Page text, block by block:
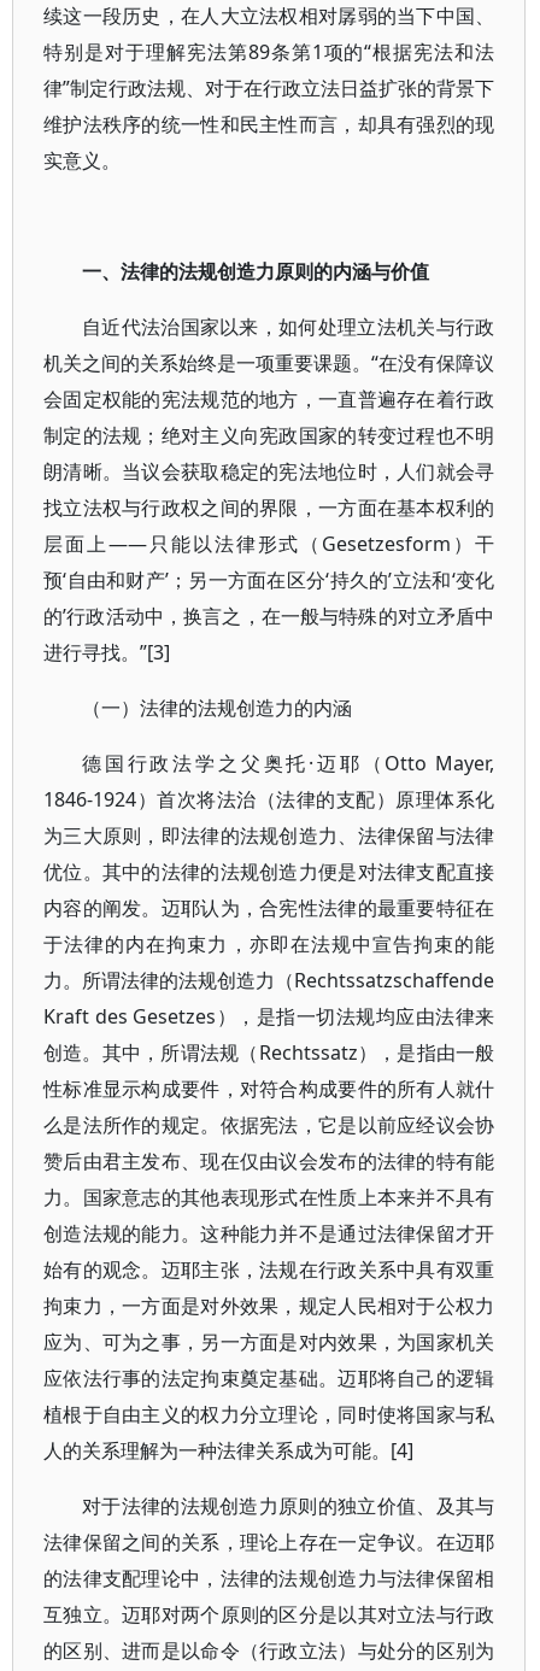
续这一段历史，在人大立法权相对孱弱的当下中国、
特别是对于理解宪法第89条第1项的“根据宪法和法
律”制定行政法规、对于在行政立法日益扩张的背景下
维护法秩序的统一性和民主性而言，却具有强烈的现
实意义。
一、法律的法规创造力原则的内涵与价值
自近代法治国家以来，如何处理立法机关与行政
机关之间的关系始终是一项重要课题。“在没有保障议
会固定权能的宪法规范的地方，一直普遍存在着行政
制定的法规；绝对主义向宪政国家的转变过程也不明
朗清晰。当议会获取稳定的宪法地位时，人们就会寻
找立法权与行政权之间的界限，一方面在基本权利的
层面上——只能以法律形式（Gesetzesform）干
预‘自由和财产’；另一方面在区分‘持久的’立法和‘变化
的’行政活动中，换言之，在一般与特殊的对立矛盾中
进行寻找。”[3]
（一）法律的法规创造力的内涵
德国行政法学之父奥托·迈耶（Otto Mayer,
1846-1924）首次将法治（法律的支配）原理体系化
为三大原则，即法律的法规创造力、法律保留与法律
优位。其中的法律的法规创造力便是对法律支配直接
内容的阐发。迈耶认为，合宪性法律的最重要特征在
于法律的内在拘束力，亦即在法规中宣告拘束的能
力。所谓法律的法规创造力（Rechtssatzschaffende
Kraft des Gesetzes），是指一切法规均应由法律来
创造。其中，所谓法规（Rechtssatz），是指由一般
性标准显示构成要件，对符合构成要件的所有人就什
么是法所作的规定。依据宪法，它是以前应经议会协
赞后由君主发布、现在仅由议会发布的法律的特有能
力。国家意志的其他表现形式在性质上本来并不具有
创造法规的能力。这种能力并不是通过法律保留才开
始有的观念。迈耶主张，法规在行政关系中具有双重
拘束力，一方面是对外效果，规定人民相对于公权力
应为、可为之事，另一方面是对内效果，为国家机关
应依法行事的法定拘束奠定基础。迈耶将自己的逻辑
植根于自由主义的权力分立理论，同时使将国家与私
人的关系理解为一种法律关系成为可能。[4]
对于法律的法规创造力原则的独立价值、及其与
法律保留之间的关系，理论上存在一定争议。在迈耶
的法律支配理论中，法律的法规创造力与法律保留相
互独立。迈耶对两个原则的区分是以其对立法与行政
的区别、进而是以命令（行政立法）与处分的区别为